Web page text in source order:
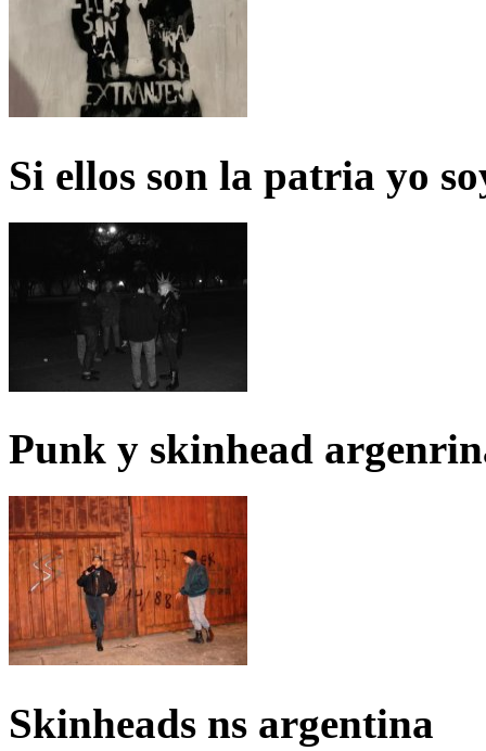
Si ellos son la patria yo
Punk y skinhead
Skinheads ns argentina